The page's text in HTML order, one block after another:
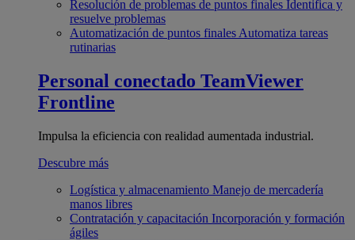
Resolución de problemas de puntos finales Identifica y
resuelve problemas
Automatización de puntos finales Automatiza tareas
rutinarias
Personal conectado TeamViewer
Frontline
Impulsa la eficiencia con realidad aumentada industrial.
Descubre más
Logística y almacenamiento Manejo de mercadería
manos libres
Contratación y capacitación Incorporación y formación
ágiles